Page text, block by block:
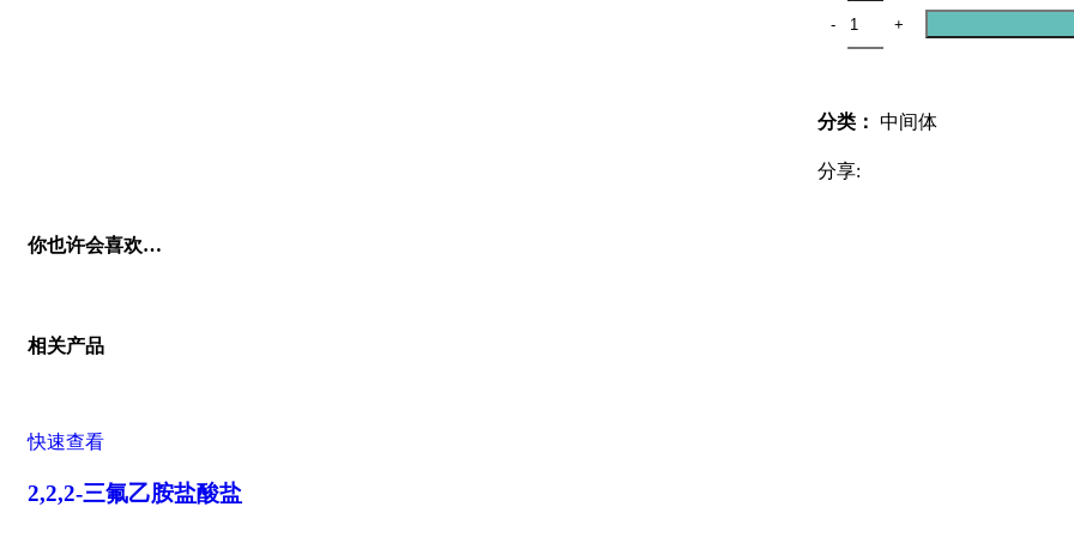
分类： 中间体
分享:
你也许会喜欢…
相关产品
快速查看
2,2,2-三氟乙胺盐酸盐